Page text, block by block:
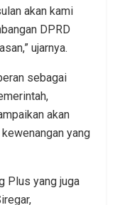
akan kami
DPRD
ujarnya.
sebagai
akan
yang
Plus yang juga